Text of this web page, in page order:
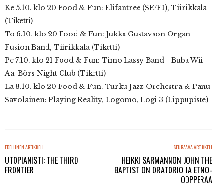
Ke 5.10. klo 20 Food & Fun: Elifantree (SE/FI), Tiirikkala
(Tiketti)
To 6.10. klo 20 Food & Fun: Jukka Gustavson Organ
Fusion Band, Tiirikkala (Tiketti)
Pe 7.10. klo 21 Food & Fun: Timo Lassy Band + Buba Wii
Aa, Börs Night Club (Tiketti)
La 8.10. klo 20 Food & Fun: Turku Jazz Orchestra & Panu
Savolainen: Playing Reality, Logomo, Logi 3 (Lippupiste)
EDELLINEN ARTIKKELI
UTOPIANISTI: THE THIRD
FRONTIER
SEURAAVA ARTIKKELI
HEIKKI SARMANNON JOHN THE
BAPTIST ON ORATORIO JA ETNO-
OOPPERAA